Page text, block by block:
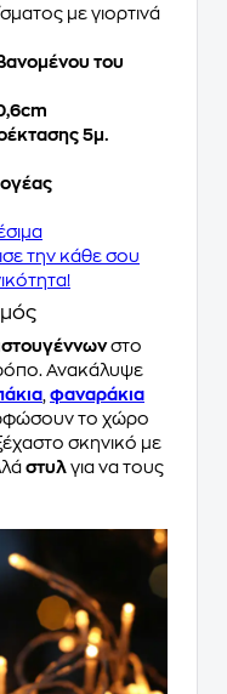
με γιορτινά
του
5μ.
την κάθε σου
στο
Ανακάλυψε
φαναράκια
το χώρο
σκηνικό με
στυλ για να τους